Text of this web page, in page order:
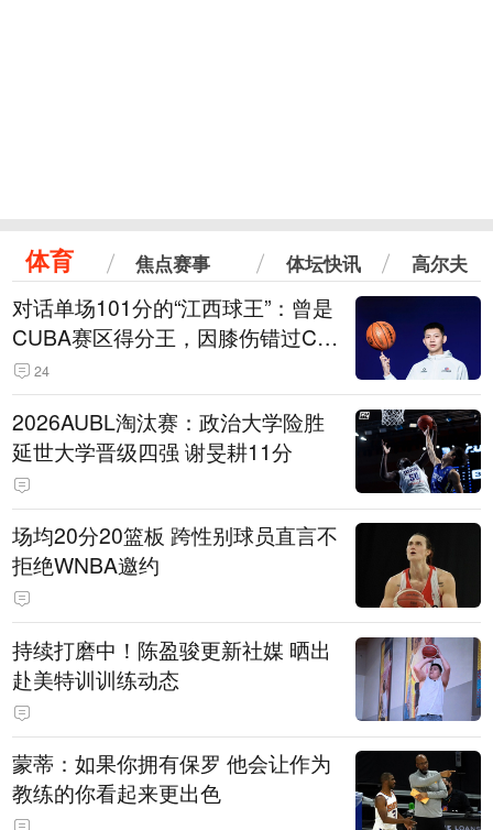
体育 焦点赛事 体坛快讯 高尔夫
对话单场101分的“江西球王”：曾是
CUBA赛区得分王，因膝伤错过CB
A选秀
24
2026AUBL淘汰赛：政治大学险胜
延世大学晋级四强 谢旻耕11分
场均20分20篮板 跨性别球员直言不
拒绝WNBA邀约
持续打磨中！陈盈骏更新社媒 晒出
赴美特训训练动态
蒙蒂：如果你拥有保罗 他会让作为
教练的你看起来更出色